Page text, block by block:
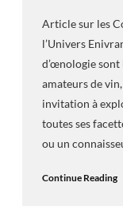
Article sur les
l’Univers
d’œnologie sont
amateurs de
invitation à
toutes ses
ou un
Continue Reading